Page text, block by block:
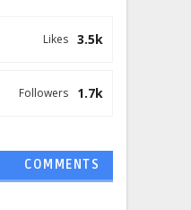
3.5k
Likes
1.7k
Followers
COMMENTS